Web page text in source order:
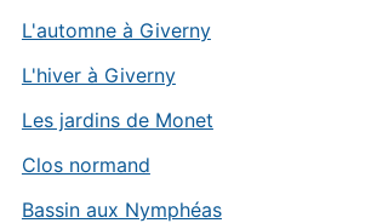
L'automne à Giverny
L'hiver à Giverny
Les jardins de Monet
Clos normand
Bassin aux Nymphéas